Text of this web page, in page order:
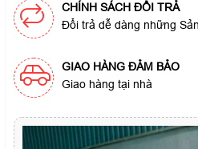
CHÍNH SÁCH ĐỔI TRẢ
Đổi trả dễ dàng những
GIAO HÀNG ĐẢM BẢO
Giao hàng tại nhà